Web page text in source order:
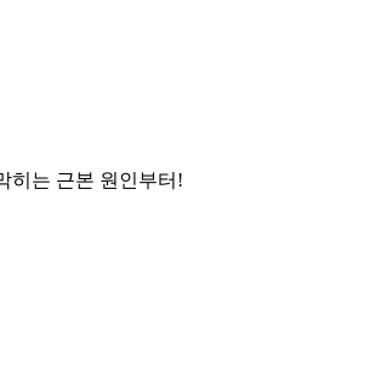
히는 근본 원인부터!